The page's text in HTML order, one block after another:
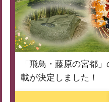
「飛鳥・藤原の宮都
載が決定しました！